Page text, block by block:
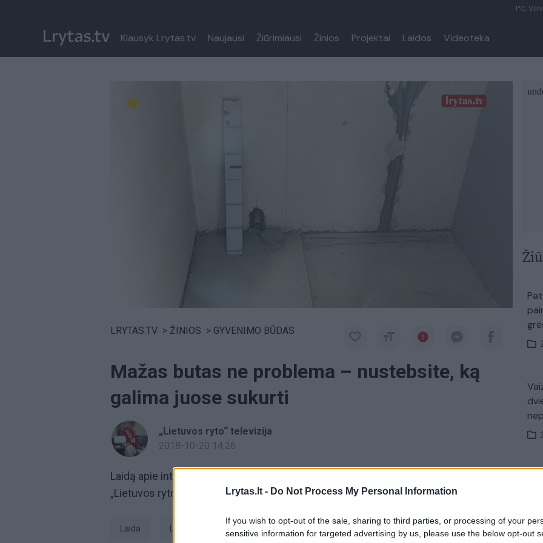
Lrytas.lt - Do Not Process My Personal Information
If you wish to opt-out of the sale, sharing to third parties, or processing of your
sensitive information for targeted advertising by us, please use the below opt-out
1°C,
Klausyk Lrytas.tv Naujausi Žiūrimiausi Žinios Projektai Laidos Videoteka
LRYTAS.TV > ŽINIOS > GYVENIMO BŪDAS
Mažas butas ne problema – nustebsite, ką
galima juose sukurti
„Lietuvos ryto“ televizija
2018-10-20 14:26
​Laidą apie interjerą
„Lietuvos ryto" telelvizją arba portale Lrytas.tv.
laida tik Lrytas.TV Interjeras 4 kampai